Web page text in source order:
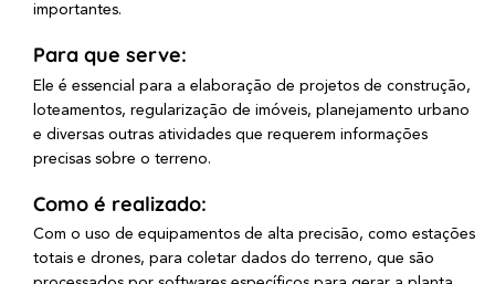
importantes.
Para que serve:
Ele é essencial para a elaboração de projetos de construção,
loteamentos, regularização de imóveis, planejamento urbano
e diversas outras atividades que requerem informações
precisas sobre o terreno.
Como é realizado:
Com o uso de equipamentos de alta precisão, como estações
totais e drones, para coletar dados do terreno, que são